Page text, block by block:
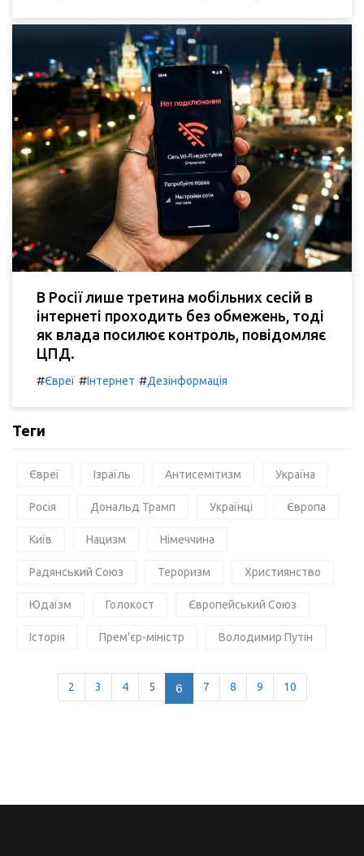
В Росії лише третина мобільних сесій в
інтернеті проходить без обмежень, тоді
як влада посилює контроль, повідомляє
ЦПД.
#Євреї #Інтернет #Дезінформація
Теги
Євреї Ізраїль Антисемітизм Україна
Росія Дональд Трамп Українці Європа
Київ Нацизм Німеччина
Радянський Союз Тероризм Християнство
Юдаїзм Голокост Європейський Союз
Історія Прем'єр-міністр Володимир Путін
2 3 4 5 6 7 8 9 10